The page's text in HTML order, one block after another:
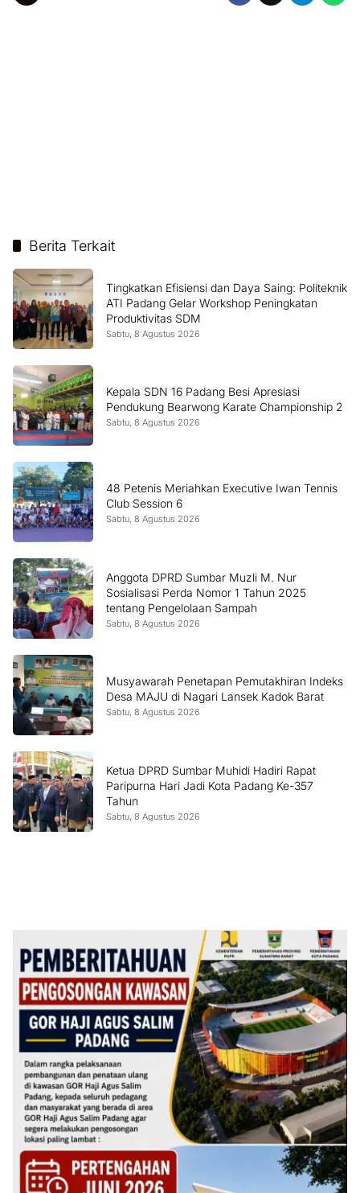
Berita Terkait
Tingkatkan Efisiensi dan Daya Saing: Politeknik
ATI Padang Gelar Workshop Peningkatan
Produktivitas SDM
Sabtu, 8 Agustus 2026
Kepala SDN 16 Padang Besi Apresiasi
Pendukung Bearwong Karate Championship 2
Sabtu, 8 Agustus 2026
48 Petenis Meriahkan Executive Iwan Tennis
Club Session 6
Sabtu, 8 Agustus 2026
Anggota DPRD Sumbar Muzli M. Nur
Sosialisasi Perda Nomor 1 Tahun 2025
tentang Pengelolaan Sampah
Sabtu, 8 Agustus 2026
Musyawarah Penetapan Pemutakhiran Indeks
Desa MAJU di Nagari Lansek Kadok Barat
Sabtu, 8 Agustus 2026
Ketua DPRD Sumbar Muhidi Hadiri Rapat
Paripurna Hari Jadi Kota Padang Ke-357
Tahun
Sabtu, 8 Agustus 2026